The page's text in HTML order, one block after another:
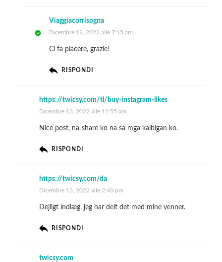
Viaggiacorrisogna
Dicembre 12, 2022 alle 7:15 am
Ci fa piacere, grazie!
RISPONDI
https://twicsy.com/tl/buy-instagram-likes
Dicembre 13, 2022 alle 11:55 am
Nice post, na-share ko na sa mga kaibigan ko.
RISPONDI
https://twicsy.com/da
Dicembre 13, 2022 alle 2:40 pm
Dejligt indlæg, jeg har delt det med mine venner.
RISPONDI
twicsy.com